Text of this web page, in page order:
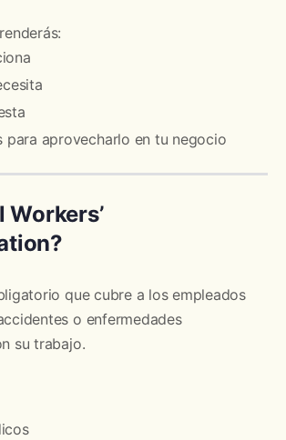
para aprovecharlo en tu negocio
Workers’
que cubre a los empleados
o enfermedades
su trabajo.